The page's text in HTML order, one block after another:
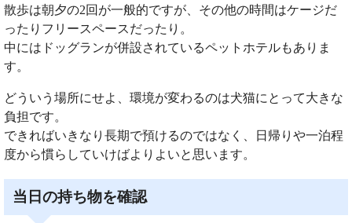
散歩は朝夕の2回が一般的ですが、その他の時間はケージだ
ったりフリースペースだったり。
中にはドッグランが併設されているペットホテルもありま
す。
どういう場所にせよ、環境が変わるのは犬猫にとって大きな
負担です。
できればいきなり長期で預けるのではなく、日帰りや一泊程
度から慣らしていけばよりよいと思います。
当日の持ち物を確認